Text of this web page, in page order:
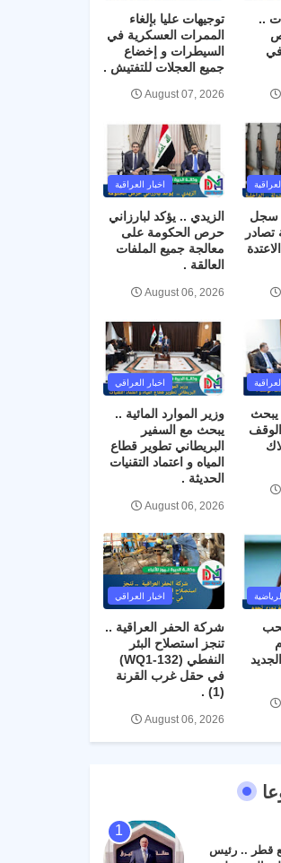
..
توجيهات عليا بإلغاء
الممرات العسكرية في
السيطرات و إخضاع
جميع العجلات للتفتيش .
August 07, 2026
سجل
تصادر
اخبار العراقية
الزيدي .. يؤكد لبارزاني
حرص الحكومة على
معالجة جميع الملفات
العالقة .
August 06, 2026
يبحث
اخبار العراقي
وزير الموارد المائية ..
يبحث مع السفير
البريطاني تطوير قطاع
المياه و اعتماد التقنيات
الحديثة .
August 06, 2026
اخبار العراقي
شركة الحفر العراقية ..
تنجز استصلاح البئر
النفطي (WQ1-132)
في حقل غرب القرنة
(1) .
August 06, 2026
قطر .. رئيس